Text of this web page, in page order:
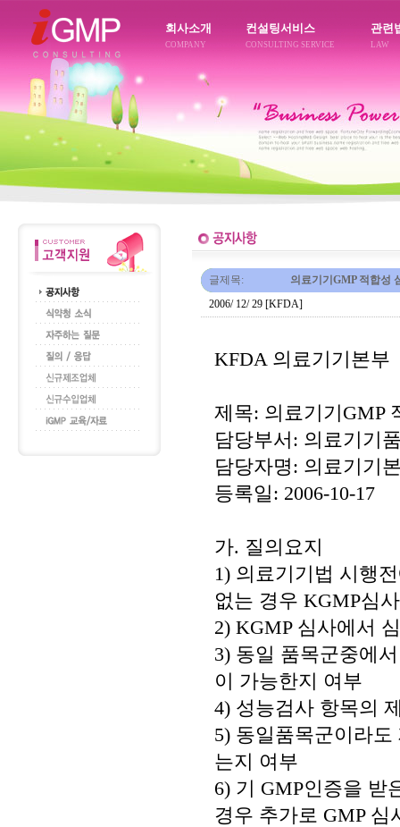
회사소개
COMPANY
컨설팅서비스
CONSULTING SERVICE
관련
LAW
글제목:
의료기기GMP 적합성
2006/ 12/ 29 [KFDA]
KFDA 의료기기본부
제목: 의료기기GMP
담당부서: 의료기기
담당자명: 의료기기
등록일: 2006-10-17
가. 질의요지
1) 의료기기법 시행
없는 경우 KGMP심
2) KGMP 심사에서
3) 동일 품목군중에
이 가능한지 여부
4) 성능검사 항목의
5) 동일품목군이라
는지 여부
6) 기 GMP인증을 받
경우 추가로 GMP